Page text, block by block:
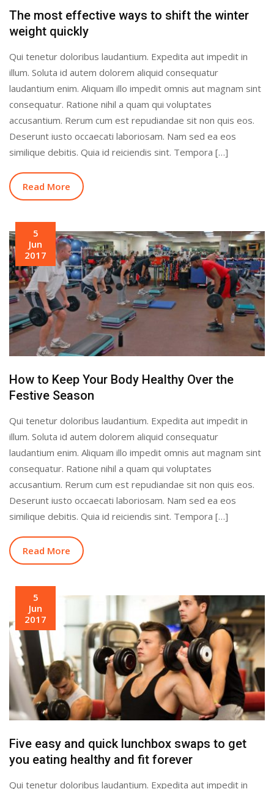
The most effective ways to shift the winter
weight quickly
Qui tenetur doloribus laudantium. Expedita aut impedit in
illum. Soluta id autem dolorem aliquid consequatur
laudantium enim. Aliquam illo impedit omnis aut magnam sint
consequatur. Ratione nihil a quam qui voluptates
accusantium. Rerum cum est repudiandae sit non quis eos.
Deserunt iusto occaecati laboriosam. Nam sed ea eos
similique debitis. Quia id reiciendis sint. Tempora […]
Read More
5
Jun
2017
How to Keep Your Body Healthy Over the
Festive Season
Qui tenetur doloribus laudantium. Expedita aut impedit in
illum. Soluta id autem dolorem aliquid consequatur
laudantium enim. Aliquam illo impedit omnis aut magnam sint
consequatur. Ratione nihil a quam qui voluptates
accusantium. Rerum cum est repudiandae sit non quis eos.
Deserunt iusto occaecati laboriosam. Nam sed ea eos
similique debitis. Quia id reiciendis sint. Tempora […]
Read More
5
Jun
2017
Five easy and quick lunchbox swaps to get
you eating healthy and fit forever
Qui tenetur doloribus laudantium. Expedita aut impedit in